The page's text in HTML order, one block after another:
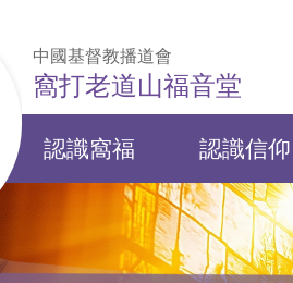
中國基督教播道會
窩打老道山福音堂
認識窩福 認識信仰